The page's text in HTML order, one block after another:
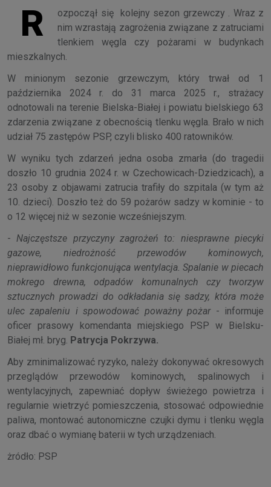
R
ozpoczął się kolejny sezon grzewczy . Wraz z
nim wzrastają zagrożenia związane z zatruciami
tlenkiem węgla czy pożarami w budynkach
mieszkalnych.
W minionym sezonie grzewczym, który trwał od 1
października 2024 r. do 31 marca 2025 r., strażacy
odnotowali na terenie Bielska-Białej i powiatu bielskiego 63
zdarzenia związane z obecnością tlenku węgla. Brało w nich
udział 75 zastępów PSP, czyli blisko 400 ratowników.
W wyniku tych zdarzeń jedna osoba zmarła (do tragedii
doszło 10 grudnia 2024 r. w Czechowicach-Dziedzicach), a
23 osoby z objawami zatrucia trafiły do szpitala (w tym aż
10. dzieci). Doszło też do 59 pożarów sadzy w kominie - to
o 12 więcej niż w sezonie wcześniejszym.
-Najczęstsze przyczyny zagrożeń to: niesprawne piecyki
gazowe, niedrożność przewodów kominowych,
nieprawidłowo funkcjonująca wentylacja. Spalanie w piecach
mokrego drewna, odpadów komunalnych czy tworzyw
sztucznych prowadzi do odkładania się sadzy, która może
ulec zapaleniu i spowodować poważny pożar - informuje
oficer prasowy komendanta miejskiego PSP w Bielsku-
Białej mł. bryg. Patrycja Pokrzywa.
Aby zminimalizować ryzyko, należy dokonywać okresowych
przeglądów przewodów kominowych, spalinowych i
wentylacyjnych, zapewniać dopływ świeżego powietrza i
regularnie wietrzyć pomieszczenia, stosować odpowiednie
paliwa, montować autonomiczne czujki dymu i tlenku węgla
oraz dbać o wymianę baterii w tych urządzeniach.
żródło: PSP